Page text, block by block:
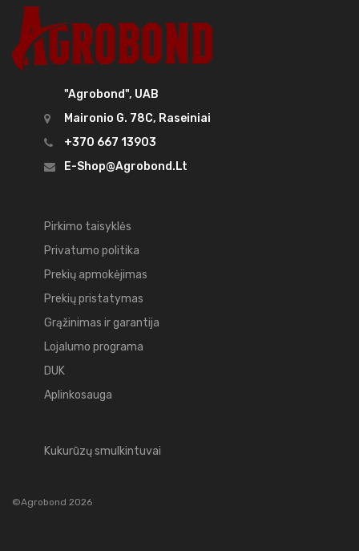
"Agrobond", UAB
Maironio G. 78C, Raseiniai
+370 667 13903
E-Shop@agrobond.lt
Pirkimo taisyklės
Privatumo politika
Prekių apmokėjimas
Prekių pristatymas
Grąžinimas ir garantija
Lojalumo programa
DUK
Aplinkosauga
Kukurūzų smulkintuvai
©Agrobond 2026